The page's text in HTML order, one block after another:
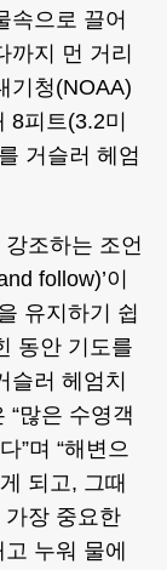
속으로 끌어
까지 먼 거리
기청(NOAA)
피트(3.2미
거슬러 헤엄
조하는 조언
follow)’이
유지하기 쉽
동안 기도를
슬러 헤엄치
“많은 수영객
”며 “해변으
되고, 그때
장 중요한
누워 물에